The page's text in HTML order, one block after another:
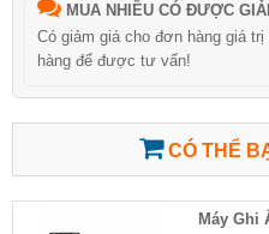
MUA NHIỀU CÓ ĐƯỢC
Có giảm giá cho đơn hàng giá
hàng để được tư vấn!
CÓ THỂ
Máy Ghi